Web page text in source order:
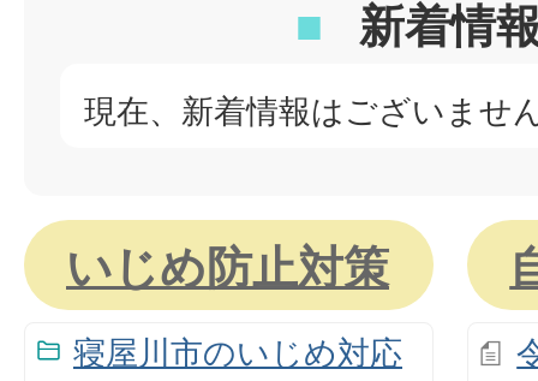
新着情
現在、新着情報はございませ
いじめ防止対策
寝屋川市のいじめ対応